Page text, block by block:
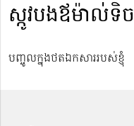
ស្កូវបងឪម៉ាល់ទិច
បញ្ចូលក្នុងថតឯកសាររបស់ខ្ញុំ